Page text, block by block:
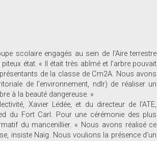
scolaire engagés au sein de l’Aire terrestre
état. « Il était très abîmé et l’arbre pouvait
de la classe de Cm2A. Nous avons
de l’environnement, ndlr) de réaliser un
à la beauté dangereuse. »
Xavier Lédée, et du directeur de l’ATE,
du Fort Carl. Pour une cérémonie des plus
du mancenillier. « Nous avons réalisé ce
insiste Naïg. Nous voulions la présence d’un